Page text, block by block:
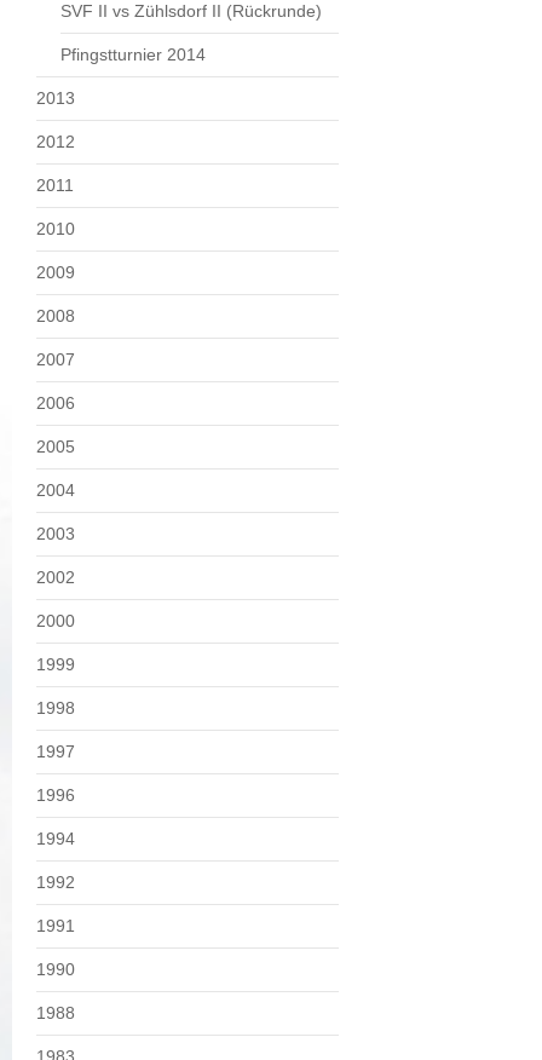
SVF II vs Zühlsdorf II (Rückrunde)
Pfingstturnier 2014
2013
2012
2011
2010
2009
2008
2007
2006
2005
2004
2003
2002
2000
1999
1998
1997
1996
1994
1992
1991
1990
1988